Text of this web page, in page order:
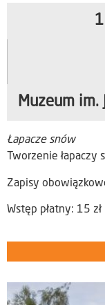
Muzeum im.
Łapacze snów
Tworzenie łapaczy
Zapisy
Wstęp płatny: 15 zł